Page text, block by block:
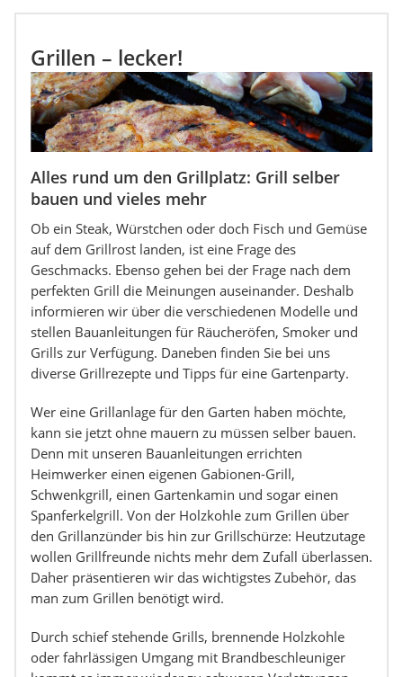
Grillen – lecker!
Alles rund um den Grillplatz: Grill selber
bauen und vieles mehr
Ob ein Steak, Würstchen oder doch Fisch und Gemüse
auf dem Grillrost landen, ist eine Frage des
Geschmacks. Ebenso gehen bei der Frage nach dem
perfekten Grill die Meinungen auseinander. Deshalb
informieren wir über die verschiedenen Modelle und
stellen Bauanleitungen für Räucheröfen, Smoker und
Grills zur Verfügung. Daneben finden Sie bei uns
diverse Grillrezepte und Tipps für eine Gartenparty.
Wer eine Grillanlage für den Garten haben möchte,
kann sie jetzt ohne mauern zu müssen selber bauen.
Denn mit unseren Bauanleitungen errichten
Heimwerker einen eigenen Gabionen-Grill,
Schwenkgrill, einen Gartenkamin und sogar einen
Spanferkelgrill. Von der Holzkohle zum Grillen über
den Grillanzünder bis hin zur Grillschürze: Heutzutage
wollen Grillfreunde nichts mehr dem Zufall überlassen.
Daher präsentieren wir das wichtigstes Zubehör, das
man zum Grillen benötigt wird.
Durch schief stehende Grills, brennende Holzkohle
oder fahrlässigen Umgang mit Brandbeschleuniger